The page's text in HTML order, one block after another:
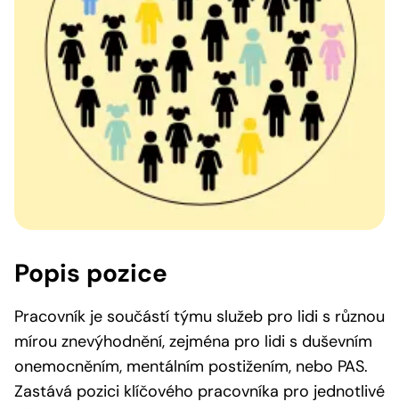
Popis pozice
Pracovník je součástí týmu služeb pro lidi s různou
mírou znevýhodnění, zejména pro lidi s duševním
onemocněním, mentálním postižením, nebo PAS.
Zastává pozici klíčového pracovníka pro jednotlivé